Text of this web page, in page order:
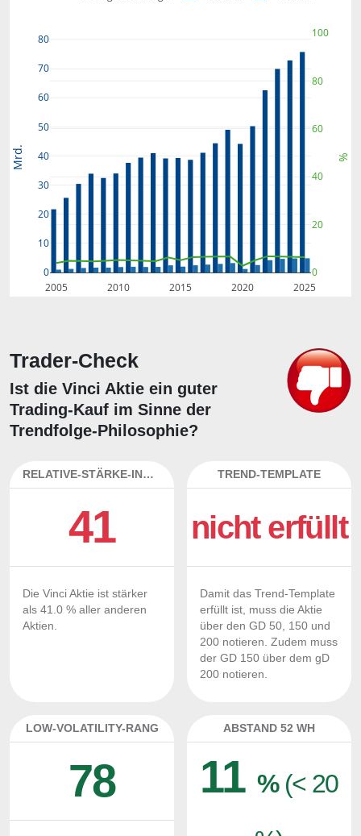
2005 2010 2015 2020 2025
0
10
20
30
40
50
60
70
80
0
20
40
60
80
100
Mrd. %
Trader-Check
Ist die Vinci Aktie ein guter
Trading-Kauf im Sinne der
Trendfolge-Philosophie?
RELATIVE-STÄRKE-INDEX
41
Die Vinci Aktie ist stärker
als 41.0 % aller anderen
Aktien.
TREND-TEMPLATE
nicht erfüllt
Damit das Trend-Template
erfüllt ist, muss die Aktie
über den GD 50, 150 und
200 notieren. Zudem muss
der GD 150 über dem gD
200 notieren.
LOW-VOLATILITY-RANG
78
ABSTAND 52 WH
11 % (< 20